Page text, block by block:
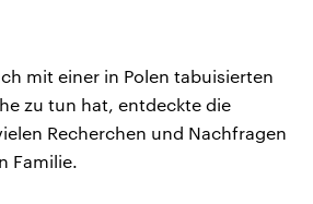
mit einer in Polen tabuisierten
zu tun hat, entdeckte die
Recherchen und Nachfragen
Familie.